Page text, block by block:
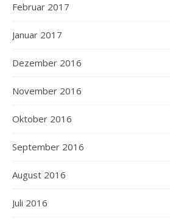
Februar 2017
Januar 2017
Dezember 2016
November 2016
Oktober 2016
September 2016
August 2016
Juli 2016